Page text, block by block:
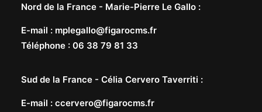
Nord de la France - Marie-Pierre Le Gallo :
E-mail : mplegallo@figarocms.fr
Téléphone : 06 38 79 81 33
Sud de la France - Célia Cervero Taverriti :
E-mail : ccervero@figarocms.fr